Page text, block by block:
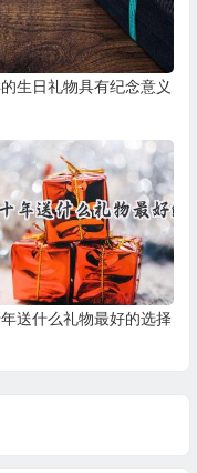
生日礼物具有纪念意义
送什么礼物最好的选择